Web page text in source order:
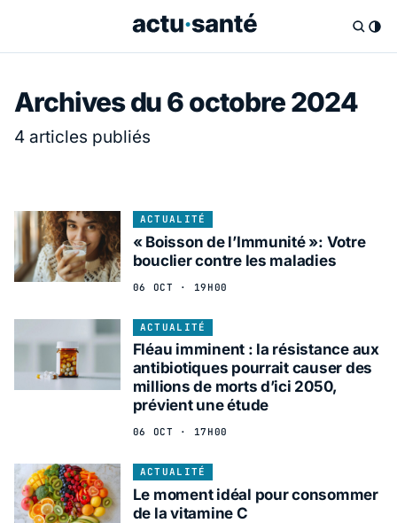
Archives du 6 octobre 2024
4 articles publiés
ACTUALITÉ
« Boisson de l’Immunité »: Votre
bouclier contre les maladies
06 OCT · 19H00
ACTUALITÉ
Fléau imminent : la résistance aux
antibiotiques pourrait causer des
millions de morts d’ici 2050,
prévient une étude
06 OCT · 17H00
ACTUALITÉ
Le moment idéal pour consommer
de la vitamine C